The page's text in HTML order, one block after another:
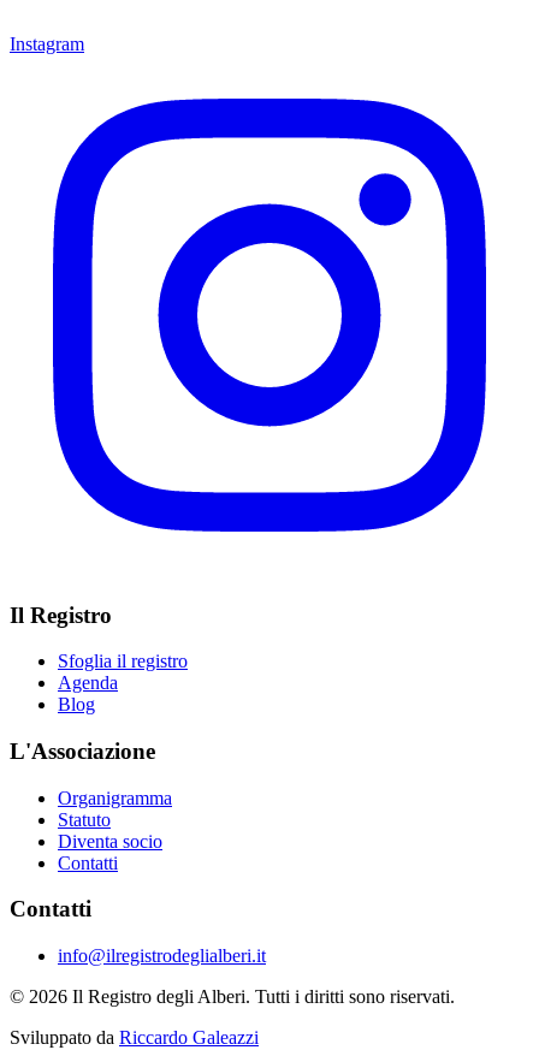
Instagram
Il Registro
Sfoglia il registro
Agenda
Blog
L'Associazione
Organigramma
Statuto
Diventa socio
Contatti
Contatti
info@ilregistrodeglialberi.it
© 2026 Il Registro degli Alberi. Tutti i diritti sono riservati.
Sviluppato da Riccardo Galeazzi